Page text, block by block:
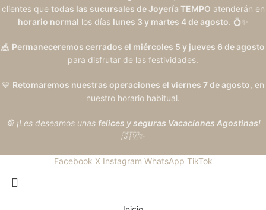
clientes que todas las sucursales de Joyería TEMPO atenderán en
horario normal los días lunes 3 y martes 4 de agosto. 💍✨
🎪 Permaneceremos cerrados el miércoles 5 y jueves 6 de agosto
para disfrutar de las festividades.
💙 Retomaremos nuestras operaciones el viernes 7 de agosto, en
nuestro horario habitual.
🎡 ¡Les deseamos unas felices y seguras Vacaciones Agostinas!
🇸🇻✨
Facebook X Instagram WhatsApp TikTok